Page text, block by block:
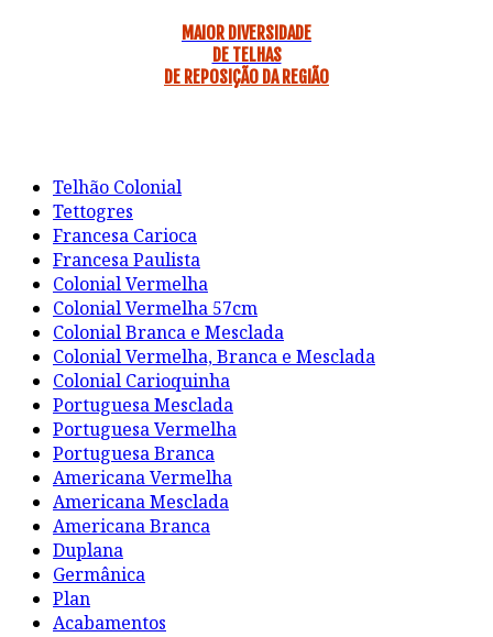
MAIOR DIVERSIDADE
DE TELHAS
DE REPOSIÇÃO DA REGIÃO
Telhão Colonial
Tettogres
Francesa Carioca
Francesa Paulista
Colonial Vermelha
Colonial Vermelha 57cm
Colonial Branca e Mesclada
Colonial Vermelha, Branca e Mesclada
Colonial Carioquinha
Portuguesa Mesclada
Portuguesa Vermelha
Portuguesa Branca
Americana Vermelha
Americana Mesclada
Americana Branca
Duplana
Germânica
Plan
Acabamentos